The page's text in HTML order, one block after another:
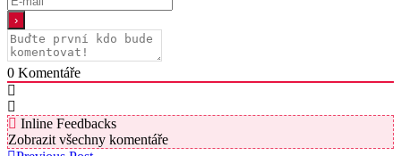
0 Komentáře
Inline Feedbacks
Zobrazit všechny komentáře